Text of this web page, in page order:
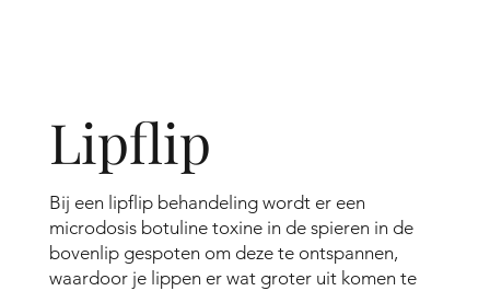
Lipflip
Bij een lipflip behandeling wordt er een
microdosis botuline toxine in de spieren in de
bovenlip gespoten om deze te ontspannen,
waardoor je lippen er wat groter uit komen te